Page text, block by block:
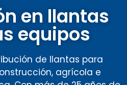
en llantas
equipos
de llantas para
agrícola e